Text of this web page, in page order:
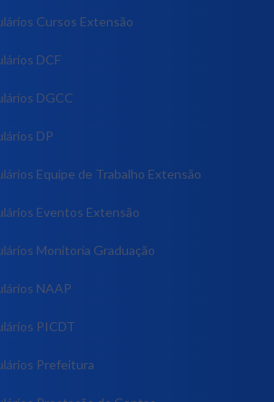
Cursos Extensão
DCF
DGCC
DP
Equipe de Trabalho Extensão
Eventos Extensão
Monitoria Graduação
NAAP
PICDT
Prefeitura